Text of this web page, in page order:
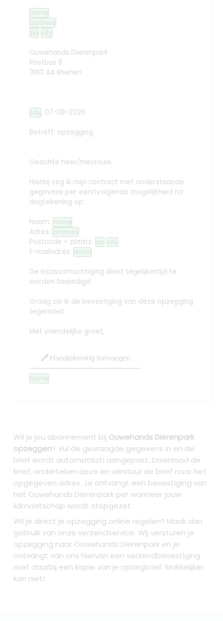
name
address
zip city
Ouwehands Dierenpark
Postbus 9
3910 AA Rhenen
city, 07-08-2026
Betreft: opzegging
Geachte heer/mevrouw,
Hierbij zeg ik mijn contract met onderstaande
gegevens per eerstvolgende mogelijkheid na
dagtekening op.
Naam: name
Adres: address
Postcode + plaats: zip city
E-mailadres: email
De incassomachtiging dient tegelijkertijd te
worden beëindigd.
Graag zie ik de bevestiging van deze opzegging
tegemoet.
Met vriendelijke groet,
edit Handtekening toevoegen
name
Wil je jou abonnement bij Ouwehands Dierenpark
opzeggen? Vul de gevraagde gegevens in en de
brief wordt automatisch aangepast. Download de
brief, onderteken deze en verstuur de brief naar het
opgegeven adres. Je ontvangt een bevestiging van
het Ouwehands Dierenpark per wanneer jouw
lidmaatschap wordt stopgezet.
Wil je direct je opzegging online regelen? Maak dan
gebruik van onze verzendservice. Wij versturen je
opzegging naar Ouwehands Dierenpark en je
ontvangt van ons hiervan een verzendbevestiging
met daarbij een kopie van je opzegbrief. Makkelijker
kan niet!